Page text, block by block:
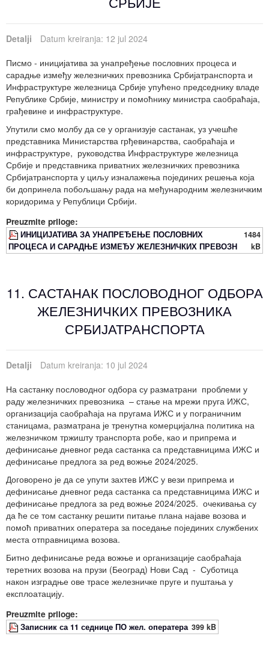
Detalji
Datum kreiranja: 12 jul 2024
Писмо - иницијатива за унапређење пословних процеса и
сарадње између железничких превозника Србијатранспорта и
Инфраструктуре железница Србије упућено председнику владе
Републике Србије, министру и помоћнику министра саобраћаја,
грађевине и инфраструктуре.
Упутили смо молбу да се у организује састанак, уз учешће
представника Министарства грђевинарства, саобраћаја и
инфраструктуре, руководства Инфраструктуре железница
Србије и представника приватних железничких превозника
Србијатранспорта у циљу изналажења појединих решења која
би допринела побољшању рада на међународним железничким
коридорима у Републици Србији.
Preuzmite priloge:
ИНИЦИЈАТИВА ЗА УНАПРЕЂЕЊЕ ПОСЛОВНИХ
ПРОЦЕСА И САРАДЊЕ ИЗМЕЂУ ЖЕЛЕЗНИЧКИХ ПРЕВОЗН
1484
kB
11. САСТАНАК ПОСЛОВОДНОГ ОДБОРА
ЖЕЛЕЗНИЧКИХ ПРЕВОЗНИКА
СРБИЈАТРАНСПОРТА
Detalji
Datum kreiranja: 10 jul 2024
На састанку пословодног одбора су разматрани проблеми у
раду железничких превозника – стање на мрежи пруга ИЖС,
организација саобраћаја на пругама ИЖС и у пограничним
станицама, разматрана је тренутна комерцијална политика на
железничком тржишту транспорта робе, као и припрема и
дефинисање дневног реда састанка са представницима ИЖС и
дефинисање предлога за ред вожње 2024/2025.
Договорено је да се упути захтев ИЖС у вези припрема и
дефинисање дневног реда састанка са представницима ИЖС и
дефинисање предлога за ред вожње 2024/2025. очекивања су
да ће се том састанку решити питање плана најаве возова и
помоћ приватних оператера за поседање појединих службених
места отправницима возова.
Битно дефинисање реда вожње и организације саобраћаја
теретних возова на прузи (Београд) Нови Сад - Суботица
након изградње ове трасе железничке пруге и пуштања у
експлоатацију.
Preuzmite priloge:
Записник са 11 седнице ПО жел. оператера 399 kB